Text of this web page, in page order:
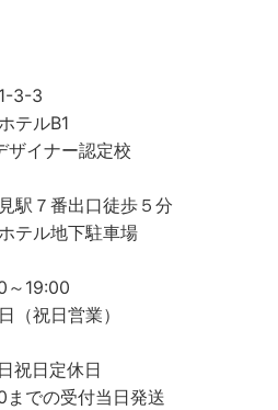
3-3
テルB1
ザイナー認定校
駅７番出口徒歩５分
テル地下駐車場
～19:00
祝日営業）
祝日定休日
受付当日発送